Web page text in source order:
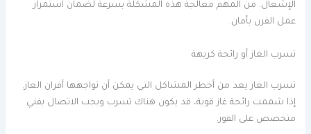
الإشعال. من المهم معالجة هذه المشكلة بسرعة لضمان استمرار
عمل الفرن بأمان.
تسرب الغاز أو رائحة كريهة
تسرب الغاز يعد من أخطر المشاكل التي يمكن أن تواجهها أفران الغاز.
إذا شممت رائحة غاز قوية، قد يكون هناك تسرب ويجب الاتصال بفني
متخصص على الفور.